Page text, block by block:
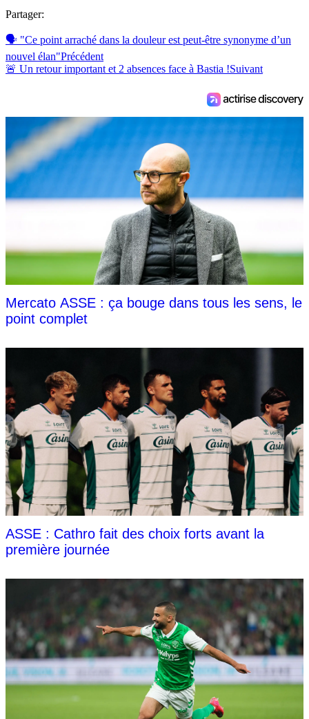
Partager:
🗣 "Ce point arraché dans la douleur est peut-être synonyme d’un
nouvel élan"Précédent
🚨 Un retour important et 2 absences face à Bastia !Suivant
Mercato ASSE : ça bouge dans tous les sens, le
point complet
ASSE : Cathro fait des choix forts avant la
première journée